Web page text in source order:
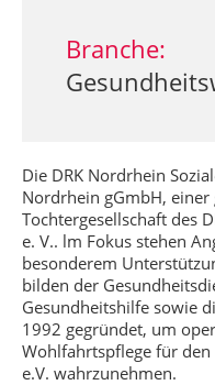
Die DRK Nordrhein
Nordrhein gGmbH, einer
Tochtergesellschaft des
e. V.. lm Fokus stehen
besonderem
bilden der
Gesundheitshilfe sowie
1992 gegründet, um
Wohlfahrtspflege für den
e.V. wahrzunehmen.
Branche: